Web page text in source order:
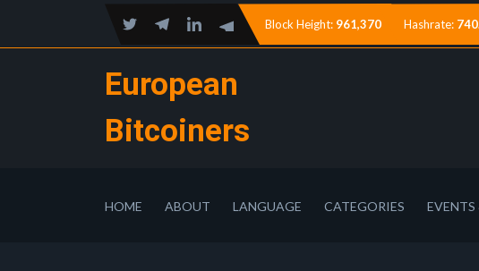
Block Height: 961,370 Hashrate:
European
Bitcoiners
HOME ABOUT LANGUAGE CATEGORIES EVENTS